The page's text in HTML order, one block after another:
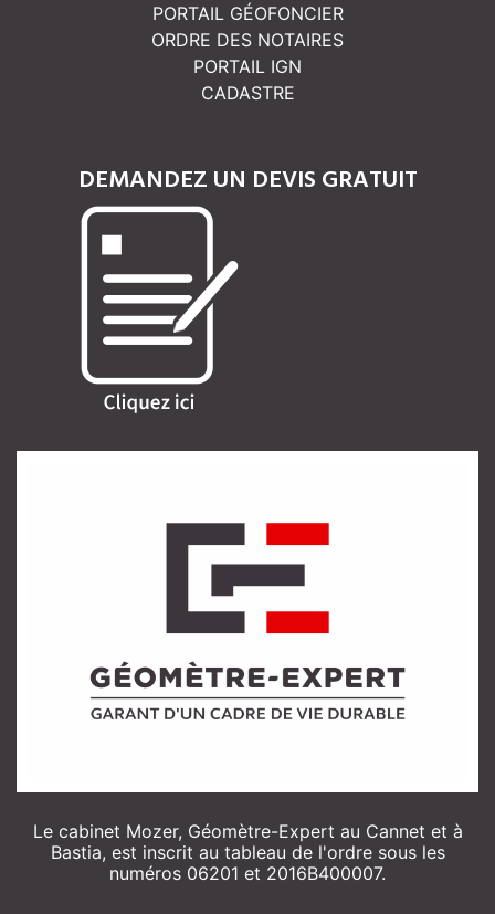
PORTAIL GÉOFONCIER
ORDRE DES NOTAIRES
PORTAIL IGN
CADASTRE
DEMANDEZ UN DEVIS GRATUIT
Le cabinet Mozer, Géomètre-Expert au Cannet et à
Bastia, est inscrit au tableau de l'ordre sous les
numéros 06201 et 2016B400007.